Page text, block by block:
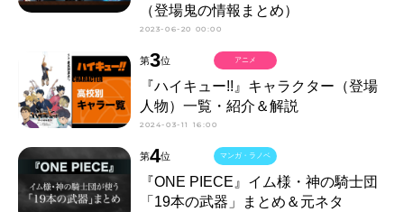
（登場鬼の情報まとめ）
2023-06-20 00:00
第3位
『ハイキュー!!』キャラクター（登場
人物）一覧・紹介＆解説
2024-03-11 16:00
アニメ
第4位
『ONE PIECE』イム様・神の騎士団
「19本の武器」まとめ＆元ネタ
マンガ・ラノベ